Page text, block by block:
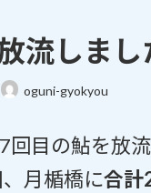
流しま
oguni-gyokyou
目の鮎を放流
月楯橋に合計